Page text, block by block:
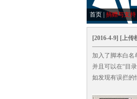
首页 捐赠与支持
[2016-4-9] [上
加入了脚本白名
并且可以在“目
如发现有误拦的